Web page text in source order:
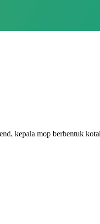
kepala mop berbentuk